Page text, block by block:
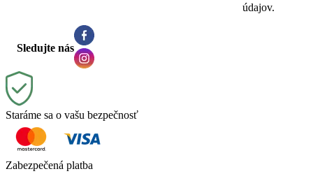
údajov.
Sledujte nás
Staráme sa o vašu bezpečnosť
Zabezpečená platba